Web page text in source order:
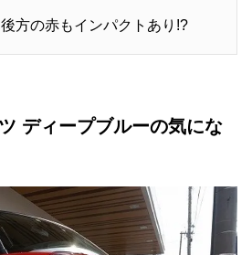
方の赤もインパクトあり!?
ディープブルーの気にな